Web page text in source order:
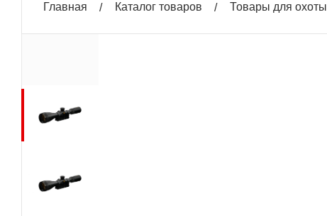
Главная Каталог товаров Товары для охоты